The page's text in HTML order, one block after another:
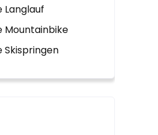
Langlauf
Mountainbike
Skispringen